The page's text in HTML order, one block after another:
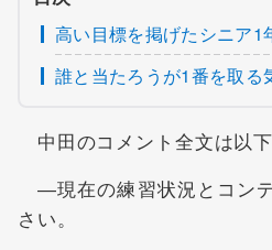
高い目標を掲げたシニア1
誰と当たろうが1番を取る
中田のコメント全文は以下
―現在の練習状況とコン
さい。